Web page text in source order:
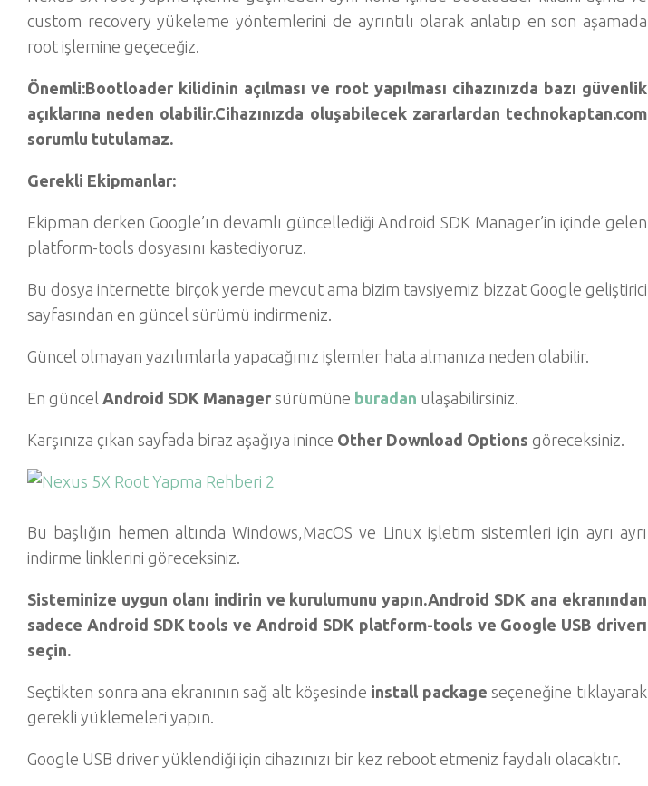
custom recovery yükeleme yöntemlerini de ayrıntılı olarak anlatıp en son aşamada
root işlemine geçeceğiz.
Önemli:Bootloader kilidinin açılması ve root yapılması cihazınızda bazı güvenlik
açıklarına neden olabilir.Cihazınızda oluşabilecek zararlardan technokaptan.com
sorumlu tutulamaz.
Gerekli Ekipmanlar:
Ekipman derken Google’ın devamlı güncellediği Android SDK Manager’in içinde gelen
platform-tools dosyasını kastediyoruz.
Bu dosya internette birçok yerde mevcut ama bizim tavsiyemiz bizzat Google geliştirici
sayfasından en güncel sürümü indirmeniz.
Güncel olmayan yazılımlarla yapacağınız işlemler hata almanıza neden olabilir.
En güncel Android SDK Manager sürümüne buradan ulaşabilirsiniz.
Karşınıza çıkan sayfada biraz aşağıya inince Other Download Options göreceksiniz.
Bu başlığın hemen altında Windows,MacOS ve Linux işletim sistemleri için ayrı ayrı
indirme linklerini göreceksiniz.
Sisteminize uygun olanı indirin ve kurulumunu yapın.Android SDK ana ekranından
sadece Android SDK tools ve Android SDK platform-tools ve Google USB driverı
seçin.
Seçtikten sonra ana ekranının sağ alt köşesinde install package seçeneğine tıklayarak
gerekli yüklemeleri yapın.
Google USB driver yüklendiği için cihazınızı bir kez reboot etmeniz faydalı olacaktır.